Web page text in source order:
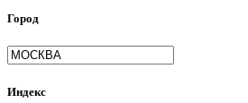
Город
Индекс